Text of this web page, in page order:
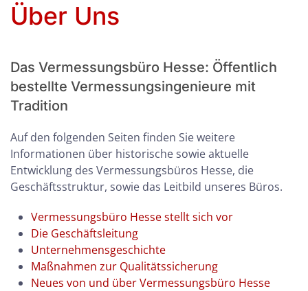
Über Uns
Das Vermessungsbüro Hesse: Öffentlich
bestellte Vermessungsingenieure mit
Tradition
Auf den folgenden Seiten finden Sie weitere
Informationen über historische sowie aktuelle
Entwicklung des Vermessungsbüros Hesse, die
Geschäftsstruktur, sowie das Leitbild unseres Büros.
Vermessungsbüro Hesse stellt sich vor
Die Geschäftsleitung
Unternehmensgeschichte
Maßnahmen zur Qualitätssicherung
Neues von und über Vermessungsbüro Hesse